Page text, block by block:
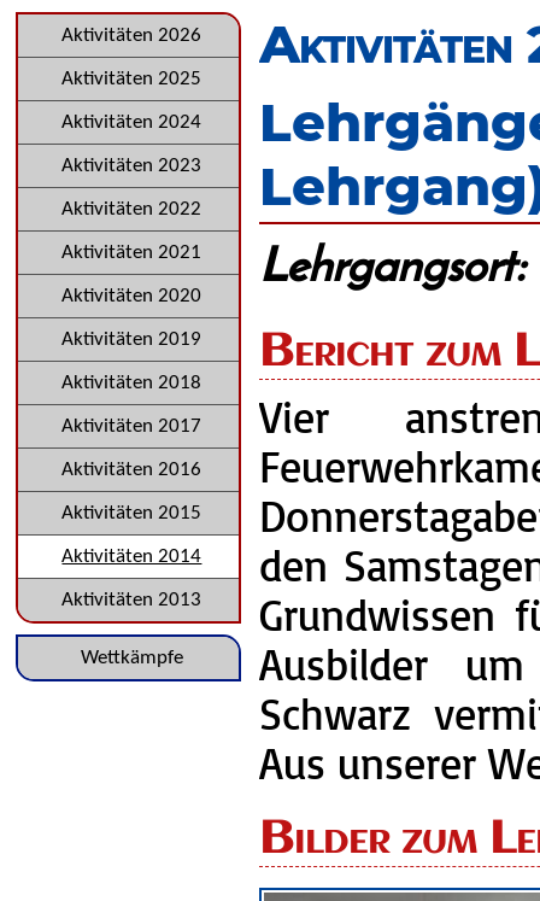
überspringen
Aktivitäten
Bericht zum
Vier
den
Grundwissen
Ausbilder um
Schwarz
Aus unserer
Bilder zum
Navigation
überspringen
Aktivitäten 2026
Aktivitäten 2025
Aktivitäten 2024
Aktivitäten 2023
Aktivitäten 2022
Aktivitäten 2021
Aktivitäten 2020
Aktivitäten 2019
Aktivitäten 2018
Aktivitäten 2017
Aktivitäten 2016
Aktivitäten 2015
Aktivitäten 2014
Aktivitäten 2013
NavigationWettkämpfe